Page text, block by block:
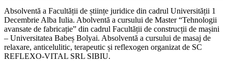
Absolventă a Facultății de științe juridice din cadrul Universității 1
Decembrie Alba Iulia. Abolventă a cursului de Master “Tehnologii
avansate de fabricație” din cadrul Facultății de construcții de mașini
– Universitatea Babeș Bolyai. Absolventă a cursului de masaj de
relaxare, anticelulitic, terapeutic și reflexogen organizat de SC
REFLEXO-VITAL SRL SIBIU.